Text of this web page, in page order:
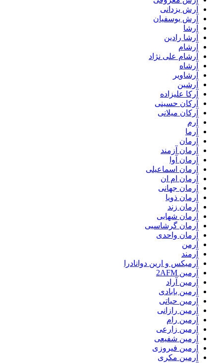
آرش یزدانی
آرش یوسفیان
آرشا
آرشا رادین
آرشام
آرشام علی نژاد
آرشاه
آرشاویر
آرشین
آرکا علیزاده
آرکان حسینی
آرکان میلانی
آرم
آرما
آرمان
آرمان آزمند
آرمان آوا
آرمان اسماعیلی
آرمان ام ان
آرمان جهانی
آرمان ذویا
آرمان زند
آرمان شهابی
آرمان گرشاسبی
آرمان واحدی
آرمن
آرمند
آرمیکس و ارین دوانادرا
آرمین 2AFM
آرمین آراد
آرمین بابادی
آرمین حیاتی
آرمین رازانی
آرمین رام
آرمین زارعی
آرمین شفیعی
آرمین فیروزی
آرمین مکری